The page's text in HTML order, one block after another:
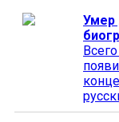
Умер